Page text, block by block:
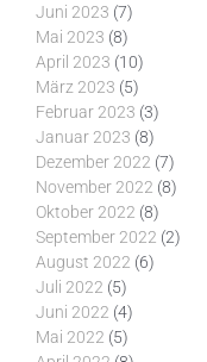
Juni 2023 (7)
Mai 2023 (8)
April 2023 (10)
März 2023 (5)
Februar 2023 (3)
Januar 2023 (8)
Dezember 2022 (7)
November 2022 (8)
Oktober 2022 (8)
September 2022 (2)
August 2022 (6)
Juli 2022 (5)
Juni 2022 (4)
Mai 2022 (5)